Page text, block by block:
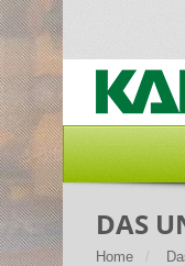
DAS
Home